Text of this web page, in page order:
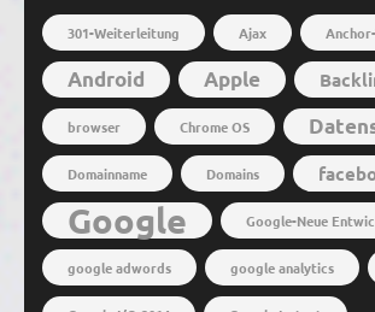
301-Weiterleitung Ajax
Android Apple
browser Chrome OS
Domainname Domains
Google Google-Neue
google adwords google analytics